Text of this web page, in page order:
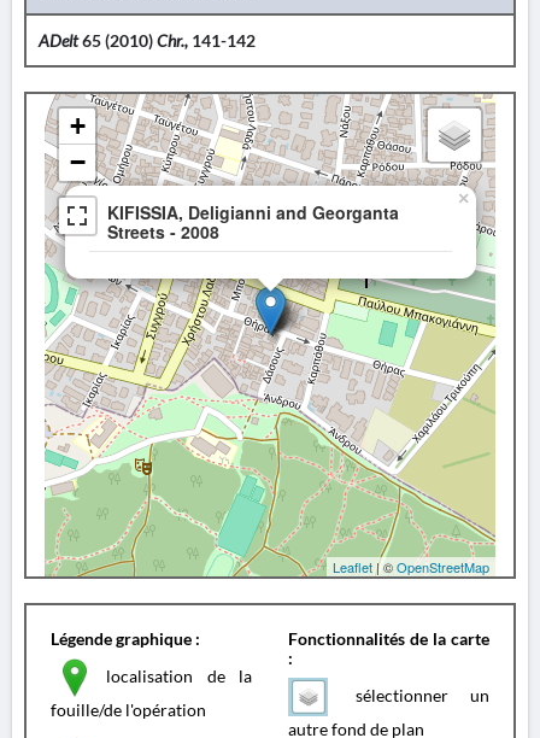
ADelt65 (2010)Chr., 141-142
KIFISSIA, Deligianni and Georganta
Streets - 2008
×
+
−
Leaflet| ©OpenStreetMap
Légende graphique :
localisation de la
fouille/de l'opération
Fonctionnalités de la carte
:
sélectionner un
autre fond de plan